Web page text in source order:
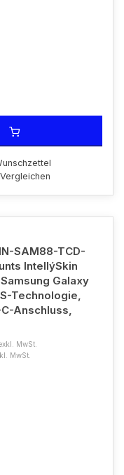
Vergleichen
SAM88-TCD-
IntellýSkin
Galaxy
Technologie,
Anschluss,
MwSt.
MwSt.